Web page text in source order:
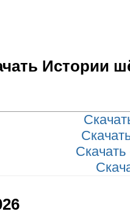
Истории